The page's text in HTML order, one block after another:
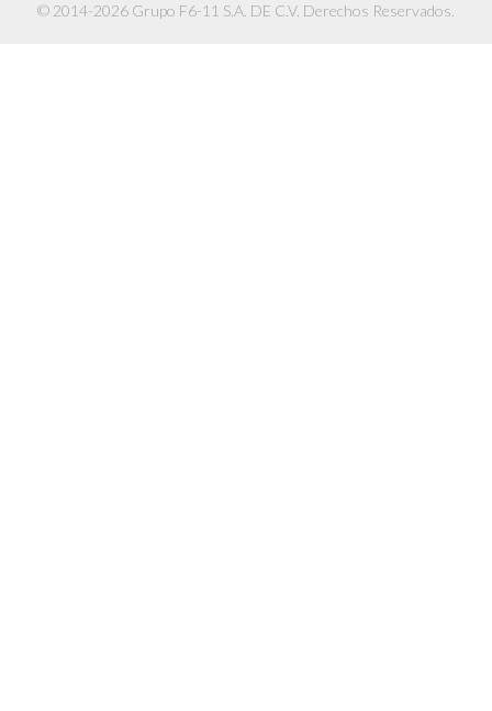
© 2014-2026 Grupo F6-11 S.A. DE C.V. Derechos Reservados.